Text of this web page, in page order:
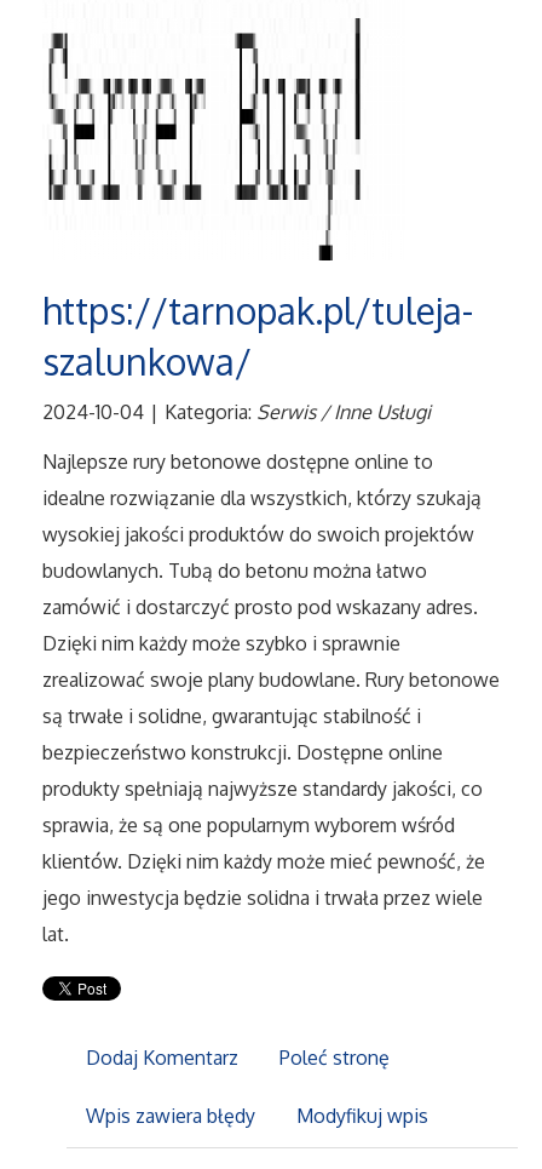
Kursy i Szkolenia
Tłumaczenia
Sprzedaż Interntowa
Dla Dzieci
Wyposażenie Wnętrz
Wyposażenie Łazienki
Odzież
Sport
Elektronika, RTV, AGD
Art. Dla Zwierząt
Ogród, Rośliny
Chemia
https://tarnopak.pl/tuleja-
szalunkowa/
2024-10-04 | Kategoria: Serwis / Inne Usługi
Najlepsze rury betonowe dostępne online to
idealne rozwiązanie dla wszystkich, którzy szukają
wysokiej jakości produktów do swoich projektów
budowlanych. Tubą do betonu można łatwo
zamówić i dostarczyć prosto pod wskazany adres.
Dzięki nim każdy może szybko i sprawnie
zrealizować swoje plany budowlane. Rury betonowe
są trwałe i solidne, gwarantując stabilność i
bezpieczeństwo konstrukcji. Dostępne online
produkty spełniają najwyższe standardy jakości, co
sprawia, że są one popularnym wyborem wśród
klientów. Dzięki nim każdy może mieć pewność, że
jego inwestycja będzie solidna i trwała przez wiele
lat.
Dodaj Komentarz Poleć stronę
Wpis zawiera błędy Modyfikuj wpis